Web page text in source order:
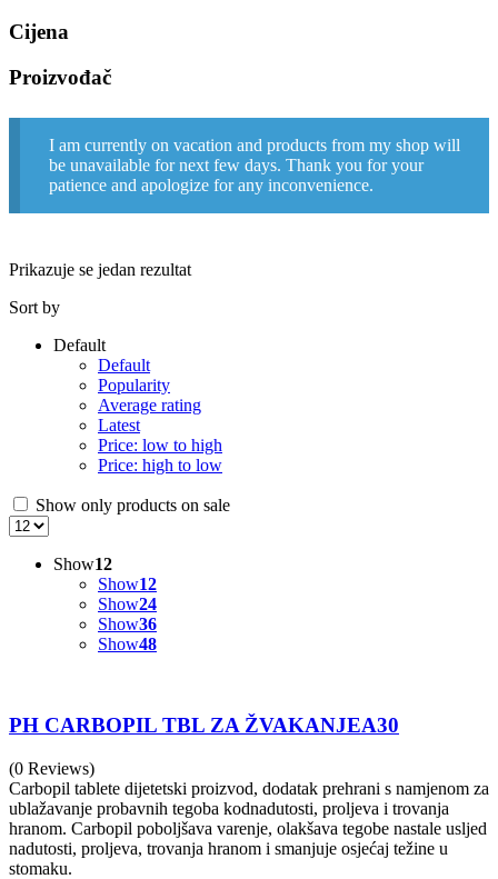
Cijena
Proizvođač
I am currently on vacation and products from my shop will
be unavailable for next few days. Thank you for your
patience and apologize for any inconvenience.
Prikazuje se jedan rezultat
Sort by
Default
Default
Popularity
Average rating
Latest
Price: low to high
Price: high to low
Show only products on sale
Show12
Show12
Show24
Show36
Show48
PH CARBOPIL TBL ZA ŽVAKANJEA30
(0 Reviews)
Carbopil tablete dijetetski proizvod, dodatak prehrani s namjenom za
ublažavanje probavnih tegoba kodnadutosti, proljeva i trovanja
hranom. Carbopil poboljšava varenje, olakšava tegobe nastale usljed
nadutosti, proljeva, trovanja hranom i smanjuje osjećaj težine u
stomaku.